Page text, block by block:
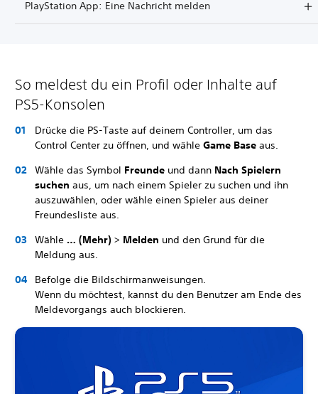
PlayStation App: Eine Nachricht melden
So meldest du ein Profil oder Inhalte auf
PS5-Konsolen
Drücke die PS-Taste auf deinem Controller, um das
Control Center zu öffnen, und wähle Game Base aus.
Wähle das Symbol Freunde und dann Nach Spielern
suchen aus, um nach einem Spieler zu suchen und ihn
auszuwählen, oder wähle einen Spieler aus deiner
Freundesliste aus.
Wähle … (Mehr) > Melden und den Grund für die
Meldung aus.
Befolge die Bildschirmanweisungen.
Wenn du möchtest, kannst du den Benutzer am Ende des
Meldevorgangs auch blockieren.